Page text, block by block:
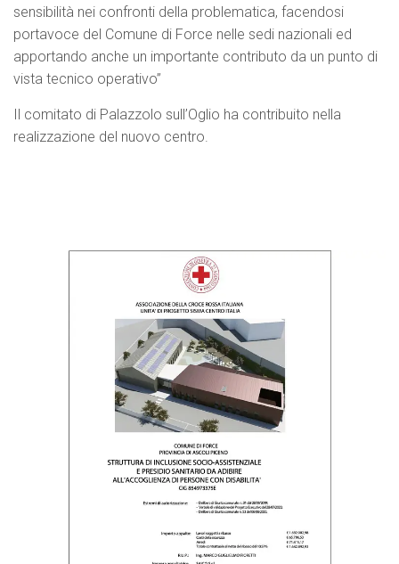
sensibilità nei confronti della problematica, facendosi
portavoce del Comune di Force nelle sedi nazionali ed
apportando anche un importante contributo da un punto di
vista tecnico operativo”
Il comitato di Palazzolo sull’Oglio ha contribuito nella
realizzazione del nuovo centro.